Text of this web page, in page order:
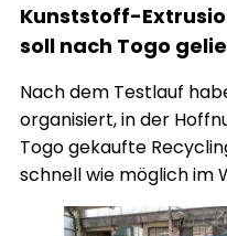
Kunststoff-
soll nach Togo
Nach dem Testlauf
organisiert, in der
Togo gekaufte
schnell wie möglich im